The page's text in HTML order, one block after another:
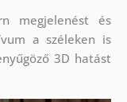
megjelenést és
a széleken is
3D hatást